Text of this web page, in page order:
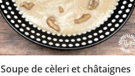
Soupe de cèleri et châtaignes